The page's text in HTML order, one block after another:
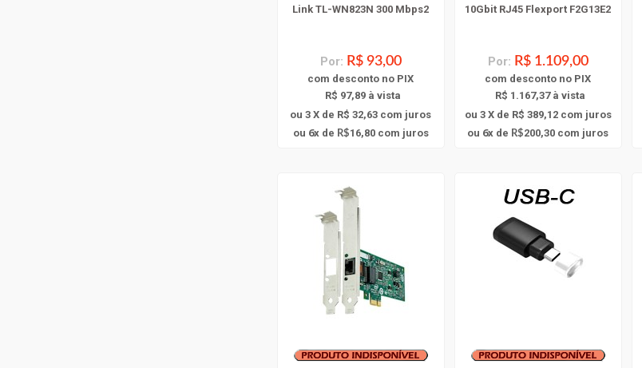
Link TL-WN823N 300 Mbps2
Por: R$ 93,00
com desconto no PIX
R$ 97,89 à vista
ou 3 X de R$ 32,63 com juros
ou 6x de R$16,80com juros
10Gbit RJ45 Flexport F2G13E2
Por: R$ 1.109,00
com desconto no PIX
R$ 1.167,37 à vista
ou 3 X de R$ 389,12com juros
ou 6x de R$200,30 com juros